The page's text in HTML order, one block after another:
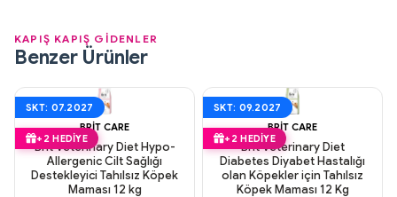
KAPIŞ KAPIŞ GİDENLER
Benzer Ürünler
SKT: 07.2027
+2 HEDIYE
BRIT CARE
Brit Veterinary Diet Hypo-
Allergenic Cilt Sağlığı
Destekleyici Tahılsız Köpek
Maması 12 kg
SKT: 09.2027
+2 HEDIYE
BRIT CARE
Brit Veterinary Diet
Diabetes Diyabet Hastalığı
olan Köpekler için Tahılsız
Köpek Maması 12 Kg